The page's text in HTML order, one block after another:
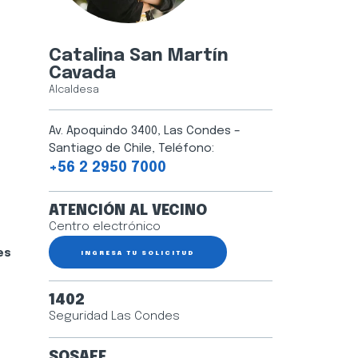
Catalina San Martín
Cavada
Alcaldesa
Av. Apoquindo 3400, Las Condes –
Santiago de Chile, Teléfono:
+56 2 2950 7000
ATENCIÓN AL VECINO
Centro electrónico
INGRESA TU SOLICITUD
1402
Seguridad Las Condes